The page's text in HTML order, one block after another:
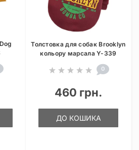
Толстовка для собак Brooklyn
кольору марсала Y-339
0
460 грн.
ДО КОШИКА